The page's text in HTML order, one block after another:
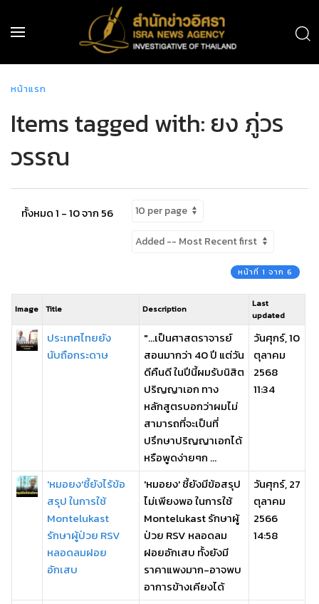
หน้าแรก
Items tagged with: ยง ภู่วร
วรรณ
ทั้งหมด 1 - 10 จาก 56
หน้าที่ 1 จาก 6
Image Title Description
Last
updated
ประเทศไทยยัง
นับถือกระดาษ
"...เป็นศาสตราจารย์
สอนมากว่า 40 ปี แต่วัน
ดีคืนดี ในปีนี้ผมรับนิสิต
ปริญญาเอก ทาง
หลักสูตรบอกว่าผมไม่
สามารถที่จะเป็นที่
ปรึกษาปริญญาเอกได้
หรือพูดง่ายๆก ...
วันศุกร์, 10
ตุลาคม
2568
11:34
'หมอยง'ชี้ยังไร้ข้อ
สรุป ในการใช้
Montelukast
รักษาผู้ป่วย RSV
หลอดลมฝอย
อักเสบ
'หมอยง' ชี้ยังมีข้อสรุป
ไม่เพียงพอ ในการใช้
Montelukast รักษาผู้
ป่วย RSV หลอดลม
ฝอยอักเสบ ทั้งยังมี
ราคาแพงมาก-อาจพบ
อาการข้างเคียงได้
วันศุกร์, 27
ตุลาคม
2566
14:58